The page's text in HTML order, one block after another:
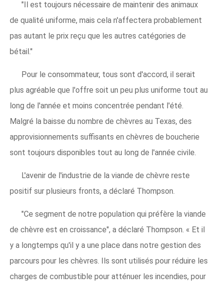
"Il est toujours nécessaire de maintenir des animaux
de qualité uniforme, mais cela n'affectera probablement
pas autant le prix reçu que les autres catégories de
bétail."
Pour le consommateur, tous sont d'accord, il serait
plus agréable que l'offre soit un peu plus uniforme tout au
long de l'année et moins concentrée pendant l'été.
Malgré la baisse du nombre de chèvres au Texas, des
approvisionnements suffisants en chèvres de boucherie
sont toujours disponibles tout au long de l'année civile.
L'avenir de l'industrie de la viande de chèvre reste
positif sur plusieurs fronts, a déclaré Thompson.
"Ce segment de notre population qui préfère la viande
de chèvre est en croissance", a déclaré Thompson. « Et il
y a longtemps qu'il y a une place dans notre gestion des
parcours pour les chèvres. Ils sont utilisés pour réduire les
charges de combustible pour atténuer les incendies, pour